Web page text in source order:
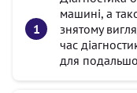
машині, а
знятому
час
для